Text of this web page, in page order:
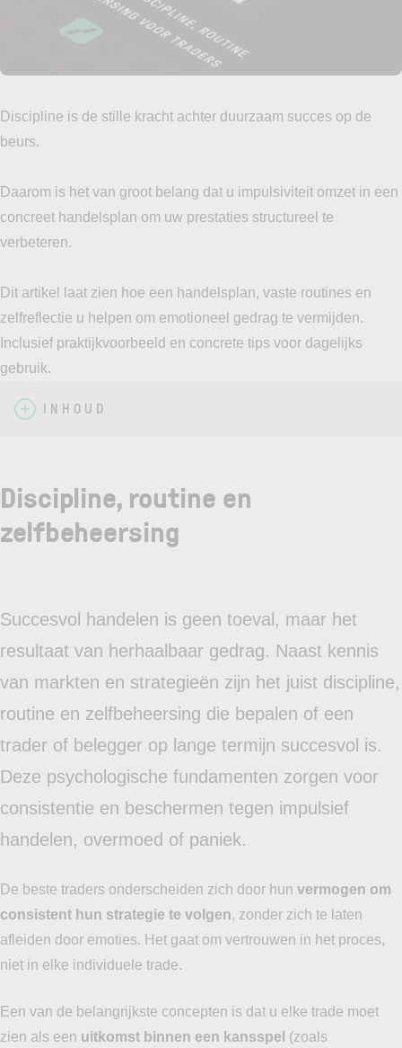
Discipline is de stille kracht achter duurzaam succes op de
beurs.
Daarom is het van groot belang dat u impulsiviteit omzet in een
concreet handelsplan om uw prestaties structureel te
verbeteren.
Dit artikel laat zien hoe een handelsplan, vaste routines en
zelfreflectie u helpen om emotioneel gedrag te vermijden.
Inclusief praktijkvoorbeeld en concrete tips voor dagelijks
gebruik.
INHOUD
Discipline, routine en
zelfbeheersing
Succesvol handelen is geen toeval, maar het
resultaat van herhaalbaar gedrag. Naast kennis
van markten en strategieën zijn het juist discipline,
routine en zelfbeheersing die bepalen of een
trader of belegger op lange termijn succesvol is.
Deze psychologische fundamenten zorgen voor
consistentie en beschermen tegen impulsief
handelen, overmoed of paniek.
De beste traders onderscheiden zich door hun vermogen om
consistent hun strategie te volgen, zonder zich te laten
afleiden door emoties. Het gaat om vertrouwen in het proces,
niet in elke individuele trade.
Een van de belangrijkste concepten is dat u elke trade moet
zien als een uitkomst binnen een kansspel (zoals